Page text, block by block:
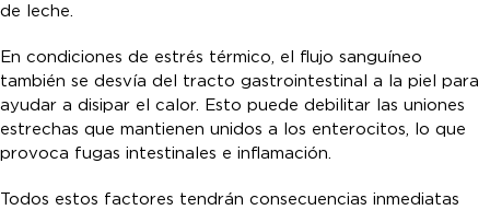
de leche.
En condiciones de estrés térmico, el flujo sanguíneo
también se desvía del tracto gastrointestinal a la piel para
ayudar a disipar el calor. Esto puede debilitar las uniones
estrechas que mantienen unidos a los enterocitos, lo que
provoca fugas intestinales e inflamación.
Todos estos factores tendrán consecuencias inmediatas